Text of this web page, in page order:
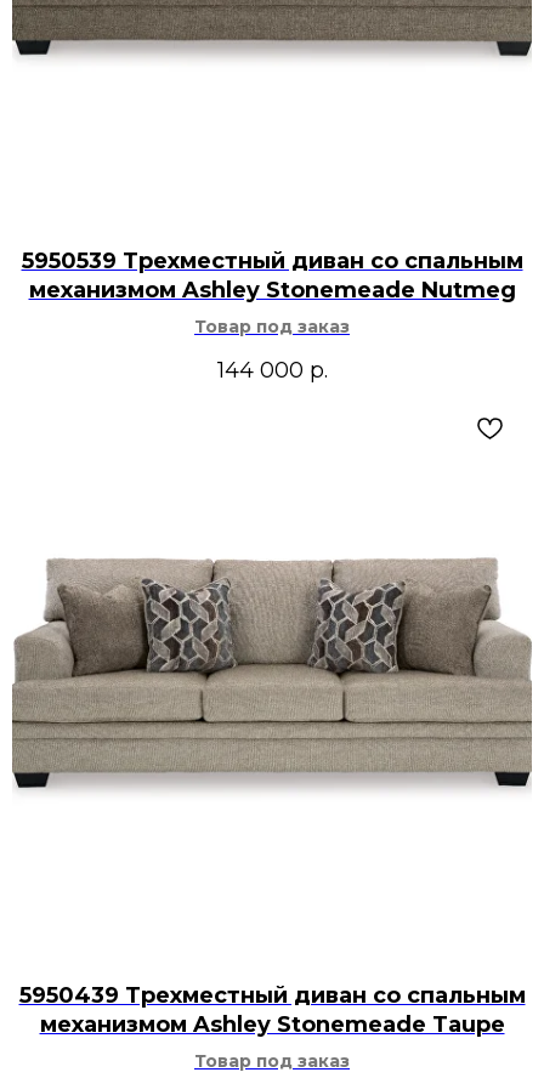
5950539 Трехместный диван со спальным
механизмом Ashley Stonemeade Nutmeg
Товар под заказ
144 000 р.
5950439 Трехместный диван со спальным
механизмом Ashley Stonemeade Taupe
Товар под заказ